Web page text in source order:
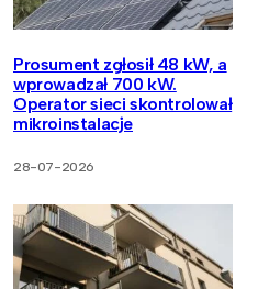
Prosument zgłosił 48 kW, a
wprowadzał 700 kW.
Operator sieci skontrolował
mikroinstalacje
28-07-2026